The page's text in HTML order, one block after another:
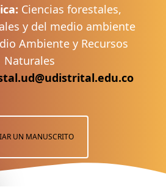
Ciencias forestales,
y del medio ambiente
Ambiente y Recursos
Naturales
UN MANUSCRITO